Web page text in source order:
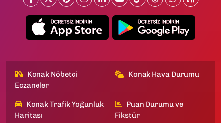
Konak Nöbetçi
Eczaneler
Konak Hava Durumu
Konak Trafik Yoğunluk
Haritası
Puan Durumu ve
Fikstür